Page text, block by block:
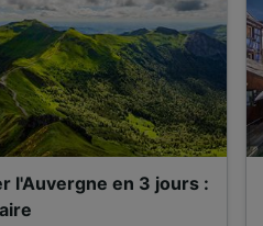
l'Auvergne en 3 jours :